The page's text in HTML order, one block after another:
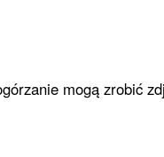
mogą zrobić